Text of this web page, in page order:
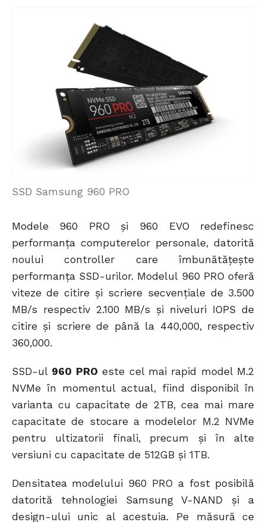
SSD Samsung 960 PRO
Modele 960 PRO și 960 EVO redefinesc
performanța computerelor personale, datorită
noului controller care îmbunătățește
performanța SSD-urilor. Modelul 960 PRO oferă
viteze de citire și scriere secvențiale de 3.500
MB/s respectiv 2.100 MB/s și niveluri IOPS de
citire și scriere de până la 440,000, respectiv
360,000.
SSD-ul 960 PRO este cel mai rapid model M.2
NVMe în momentul actual, fiind disponibil în
varianta cu capacitate de 2TB, cea mai mare
capacitate de stocare a modelelor M.2 NVMe
pentru ultizatorii finali, precum și în alte
versiuni cu capacitate de 512GB și 1TB.
Densitatea modelului 960 PRO a fost posibilă
datorită tehnologiei Samsung V-NAND și a
design-ului unic al acestuia. Pe măsură ce